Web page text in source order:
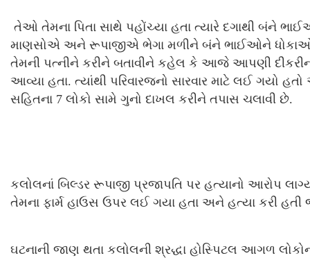
તેઓ તેમના પિતા સાથે પહોંચ્યા હતા ત્યારે દગાથી બંને
માણસોએ અને રૂપાજીએ ભેગા મળીને બંને ભાઈઓને ધોકાઓ
તેમની પત્નીને કરીને બતાવીને કહેલ કે આજે આપણી દીકરીના
આવ્યા હતા. ત્યાંથી પરિવારજનો સારવાર માટે લઈ ગયો
સહિતના 7 લોકો સામે ગુનો દાખલ કરીને તપાસ ચલાવી છે.
કલોલનાં બિલ્ડર રૂપાજી પ્રજાપતિ પર હત્યાનો આરોપ
તેમના ફાર્મ હાઉસ ઉપર લઈ ગયા હતા અને હત્યા કરી હતી
ઘટનાની જાણ થતા કલોલની શ્રદ્ધા હોસ્પિટલ આગળ